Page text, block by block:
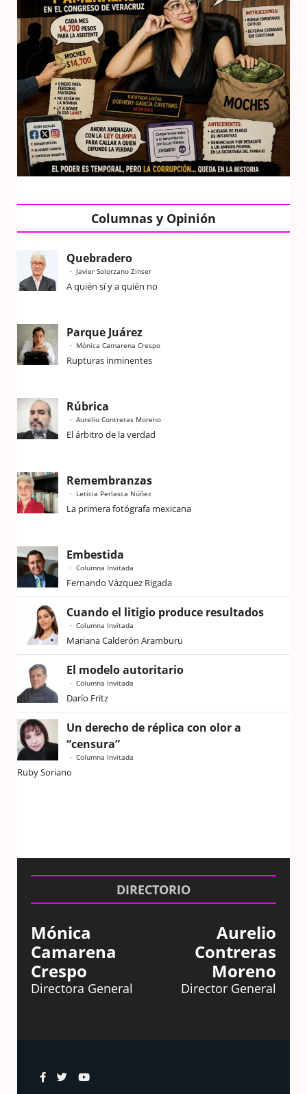
Columnas y Opinión
Quebradero
Javier Solorzano Zinser
A quién sí y a quién no
Parque Juárez
Mónica Camarena Crespo
Rupturas inminentes
Rúbrica
Aurelio Contreras Moreno
El árbitro de la verdad
Remembranzas
Leticia Perlasca Núñez
La primera fotógrafa mexicana
Embestida
Columna Invitada
Fernando Vázquez Rigada
Cuando el litigio produce resultados
Columna Invitada
Mariana Calderón Aramburu
El modelo autoritario
Columna Invitada
Darío Fritz
Un derecho de réplica con olor a
“censura”
Columna Invitada
Ruby Soriano
DIRECTORIO
Mónica
Camarena
Crespo
Directora General
Aurelio
Contreras
Moreno
Director General